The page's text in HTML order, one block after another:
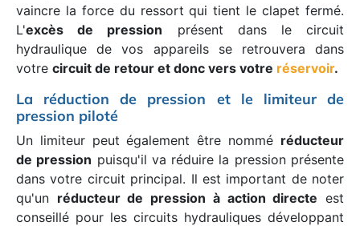
vaincre la force du ressort qui tient le clapet fermé.
L'excès de pression présent dans le circuit
hydraulique de vos appareils se retrouvera dans
votre circuit de retour et donc vers votre réservoir.
La réduction de pression et le limiteur de
pression piloté
Un limiteur peut également être nommé réducteur
de pression puisqu'il va réduire la pression présente
dans votre circuit principal. Il est important de noter
qu'un réducteur de pression à action directe est
conseillé pour les circuits hydrauliques développant